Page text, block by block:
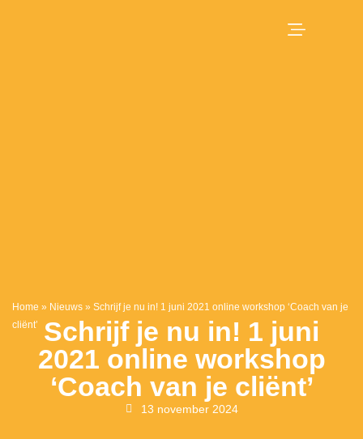
Home » Nieuws » Schrijf je nu in! 1 juni 2021 online workshop ‘Coach van je
cliënt’
Schrijf je nu in! 1 juni
2021 online workshop
‘Coach van je cliënt’
13 november 2024